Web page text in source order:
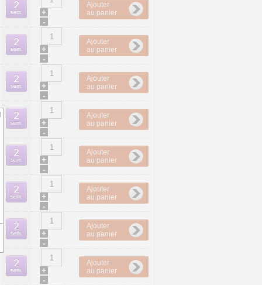
+
-
Ajouter
au panier
+
-
Ajouter
au panier
+
-
Ajouter
au panier
+
-
Ajouter
au panier
+
-
Ajouter
au panier
+
-
Ajouter
au panier
+
-
Ajouter
au panier
+
-
Ajouter
au panier